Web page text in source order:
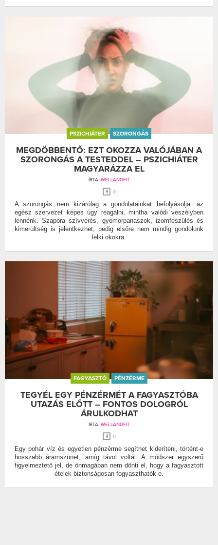
PSZICHIÁTER SZORONGÁS
MEGDÖBBENTŐ: EZT OKOZZA VALÓJÁBAN A
SZORONGÁS A TESTEDDEL – PSZICHIÁTER
MAGYARÁZZA EL
ÍRTA: WELLANDFIT
0
A szorongás nem kizárólag a gondolatainkat befolyásolja: az
egész szervezet képes úgy reagálni, mintha valódi veszélyben
lennénk. Szapora szívverés, gyomorpanaszok, izomfeszülés és
kimerültség is jelentkezhet, pedig elsőre nem mindig gondolunk
lelki okokra.
FAGYASZTÓ PÉNZÉRME
TEGYÉL EGY PÉNZÉRMÉT A FAGYASZTÓBA
UTAZÁS ELŐTT – FONTOS DOLOGRÓL
ÁRULKODHAT
ÍRTA: WELLANDFIT
0
Egy pohár víz és egyetlen pénzérme segíthet kideríteni, történt-e
hosszabb áramszünet, amíg távol voltál. A módszer egyszerű
figyelmeztető jel, de önmagában nem dönti el, hogy a fagyasztott
ételek biztonságosan fogyaszthatók-e.